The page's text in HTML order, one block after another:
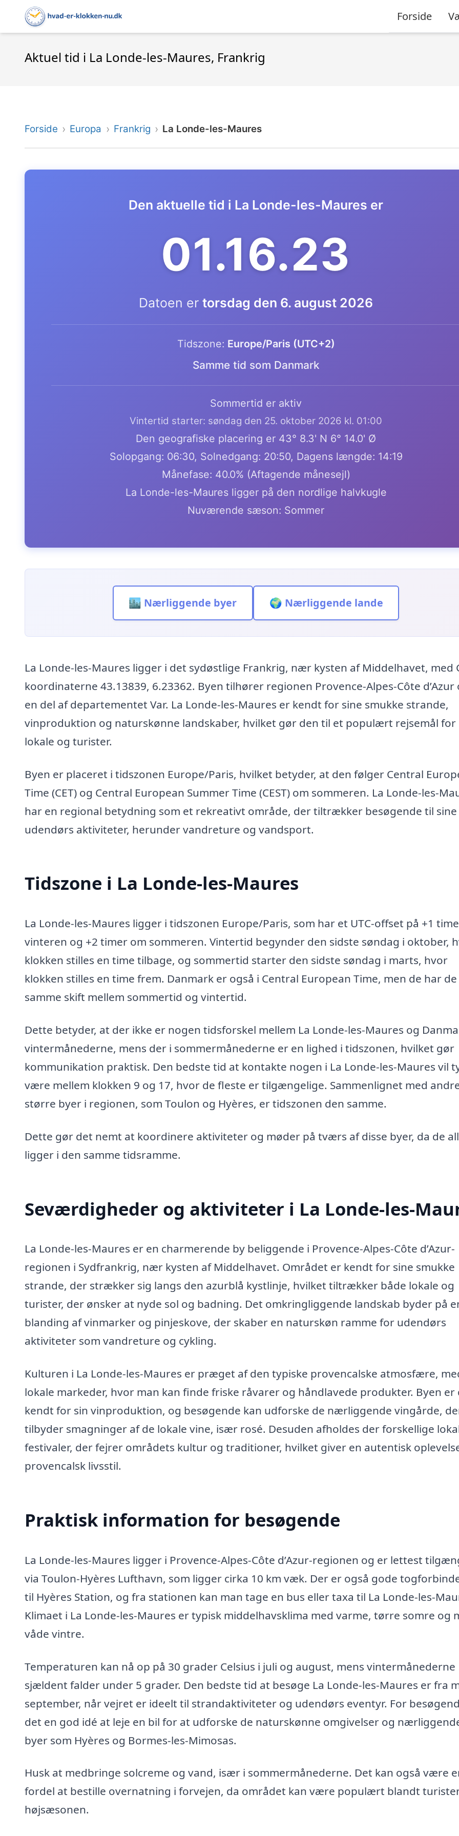
Forside
Aktuel tid i La Londe-les-Maures, Frankrig
Forside Europa Frankrig La Londe-les-Maures
Den aktuelle tid i La Londe-les-Maures er
01.16.24
Datoen er torsdag den 6. august 2026
Tidszone: Europe/Paris (UTC+2)
Samme tid som Danmark
Sommertid er aktiv
Vintertid starter: søndag den 25. oktober 2026 kl. 01:00
Den geografiske placering er 43° 8.3' N 6° 14.0' Ø
Solopgang: 06:30, Solnedgang: 20:50, Dagens længde: 14:19
Månefase: 40.0% (Aftagende månesejl)
La Londe-les-Maures ligger på den nordlige halvkugle
Nuværende sæson: Sommer
🏙️ Nærliggende byer 🌍 Nærliggende lande
La Londe-les-Maures ligger i det sydøstlige Frankrig, nær kysten af Middelhavet, med
koordinaterne 43.13839, 6.23362. Byen tilhører regionen Provence-Alpes-Côte d’Azur
en del af departementet Var. La Londe-les-Maures er kendt for sine smukke strande,
vinproduktion og naturskønne landskaber, hvilket gør den til et populært rejsemål for
lokale og turister.
Byen er placeret i tidszonen Europe/Paris, hvilket betyder, at den følger Central
Time (CET) og Central European Summer Time (CEST) om sommeren. La Londe-les-
har en regional betydning som et rekreativt område, der tiltrækker besøgende til sine
udendørs aktiviteter, herunder vandreture og vandsport.
Tidszone i La Londe-les-Maures
La Londe-les-Maures ligger i tidszonen Europe/Paris, som har et UTC-offset på +1
vinteren og +2 timer om sommeren. Vintertid begynder den sidste søndag i oktober,
klokken stilles en time tilbage, og sommertid starter den sidste søndag i marts, hvor
klokken stilles en time frem. Danmark er også i Central European Time, men de har de
samme skift mellem sommertid og vintertid.
Dette betyder, at der ikke er nogen tidsforskel mellem La Londe-les-Maures og
vintermånederne, mens der i sommermånederne er en lighed i tidszonen, hvilket gør
kommunikation praktisk. Den bedste tid at kontakte nogen i La Londe-les-Maures vil
være mellem klokken 9 og 17, hvor de fleste er tilgængelige. Sammenlignet med
større byer i regionen, som Toulon og Hyères, er tidszonen den samme.
Dette gør det nemt at koordinere aktiviteter og møder på tværs af disse byer, da de
ligger i den samme tidsramme.
Seværdigheder og aktiviteter i La Londe-les-
La Londe-les-Maures er en charmerende by beliggende i Provence-Alpes-Côte d’Azur-
regionen i Sydfrankrig, nær kysten af Middelhavet. Området er kendt for sine smukke
strande, der strækker sig langs den azurblå kystlinje, hvilket tiltrækker både lokale og
turister, der ønsker at nyde sol og badning. Det omkringliggende landskab byder på
blanding af vinmarker og pinjeskove, der skaber en naturskøn ramme for udendørs
aktiviteter som vandreture og cykling.
Kulturen i La Londe-les-Maures er præget af den typiske provencalske atmosfære,
lokale markeder, hvor man kan finde friske råvarer og håndlavede produkter. Byen er
kendt for sin vinproduktion, og besøgende kan udforske de nærliggende vingårde,
tilbyder smagninger af de lokale vine, især rosé. Desuden afholdes der forskellige
festivaler, der fejrer områdets kultur og traditioner, hvilket giver en autentisk
provencalsk livsstil.
Praktisk information for besøgende
La Londe-les-Maures ligger i Provence-Alpes-Côte d’Azur-regionen og er lettest
via Toulon-Hyères Lufthavn, som ligger cirka 10 km væk. Der er også gode
til Hyères Station, og fra stationen kan man tage en bus eller taxa til La Londe-les-
Klimaet i La Londe-les-Maures er typisk middelhavsklima med varme, tørre somre og
våde vintre.
Temperaturen kan nå op på 30 grader Celsius i juli og august, mens vintermånederne
sjældent falder under 5 grader. Den bedste tid at besøge La Londe-les-Maures er fra
september, når vejret er ideelt til strandaktiviteter og udendørs eventyr. For
det en god idé at leje en bil for at udforske de naturskønne omgivelser og
byer som Hyères og Bormes-les-Mimosas.
Husk at medbringe solcreme og vand, især i sommermånederne. Det kan også være
fordel at bestille overnatning i forvejen, da området kan være populært blandt
højsæsonen.